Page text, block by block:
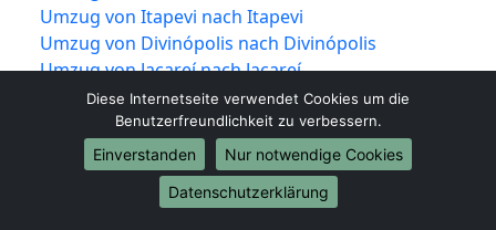
Umzug von Itapevi nach Itapevi
Umzug von Divinópolis nach Divinópolis
Umzug von Jacareí nach Jacareí
Umzug von Colombo nach Colombo
Umzug von Magé nach Magé
Umzug von Marília nach Marília
Umzug von Araraquara nach Araraquara
Umzug von Maracanaú nach Maracanaú
Diese Internetseite verwendet Cookies um die
Benutzerfreundlichkeit zu verbessern.
Einverstanden
Nur notwendige Cookies
Datenschutzerklärung